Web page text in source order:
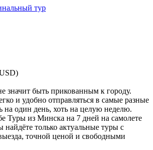
тур
быть прикованным к городу.
и удобно отправляться в самые разные
на один день, хоть на целую неделю.
Туры из Минска на 7 дней на самолете
найдёте только актуальные туры с
точной ценой и свободными